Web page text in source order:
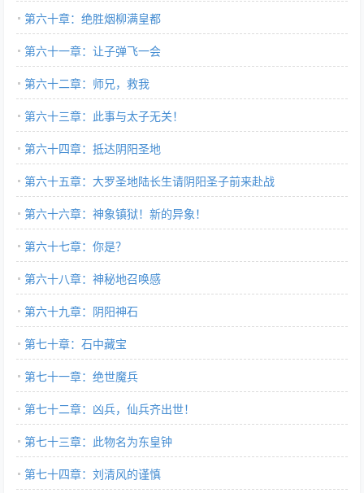
第六十章：绝胜烟柳满皇都
第六十一章：让子弹飞一会
第六十二章：师兄，救我
第六十三章：此事与太子无关！
第六十四章：抵达阴阳圣地
第六十五章：大罗圣地陆长生请阴阳圣子前来赴战
第六十六章：神象镇狱！新的异象！
第六十七章：你是？
第六十八章：神秘地召唤感
第六十九章：阴阳神石
第七十章：石中藏宝
第七十一章：绝世魔兵
第七十二章：凶兵，仙兵齐出世！
第七十三章：此物名为东皇钟
第七十四章：刘清风的谨慎